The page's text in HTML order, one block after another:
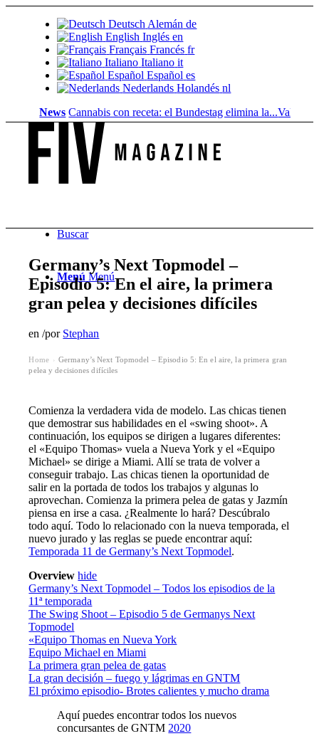
Deutsch Alemán de
English Inglés en
Français Francés fr
Italiano Italiano it
Español Español es
Nederlands Holandés nl
News Cannabis con receta: el Bundestag elimina la...Valor del
Buscar
Menú Menú
Germany’s Next Topmodel –
Episodio 5: En el aire, la primera
gran pelea y decisiones difíciles
en/por Stephan
Home
Germany’s Next Topmodel – Episodio 5: En el aire, la primera gran
pelea y decisiones difíciles
Comienza la verdadera vida de modelo. Las chicas tienen
que demostrar sus habilidades en el «swing shoot». A
continuación, los equipos se dirigen a lugares diferentes:
el «Equipo Thomas» vuela a Nueva York y el «Equipo
Michael» se dirige a Miami. Allí se trata de volver a
conseguir trabajo. Las chicas tienen la oportunidad de
salir en la portada de todos los trabajos y algunas lo
aprovechan. Comienza la primera pelea de gatas y Jazmín
piensa en irse a casa. ¿Realmente lo hará? Descúbralo
todo aquí. Todo lo relacionado con la nueva temporada, el
nuevo jurado y las reglas se puede encontrar aquí:
Temporada 11 de Germany’s Next Topmodel.
Overview hide
Germany’s Next Topmodel – Todos los episodios de la
11ª temporada
The Swing Shoot – Episodio 5 de Germanys Next
Topmodel
«Equipo Thomas en Nueva York
Equipo Michael en Miami
La primera gran pelea de gatas
La gran decisión – fuego y lágrimas en GNTM
El próximo episodio- Brotes calientes y mucho drama
Aquí puedes encontrar todos los nuevos
concursantes de GNTM 2020